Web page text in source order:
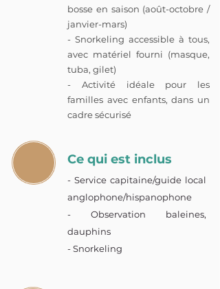
bosse en saison (août-octobre /
janvier-mars)
- Snorkeling accessible à tous,
avec matériel fourni (masque,
tuba, gilet)
- Activité idéale pour les
familles avec enfants, dans un
cadre sécurisé
Ce qui est inclus
- Service capitaine/guide local
anglophone/hispanophone
- Observation baleines,
dauphins
- Snorkeling